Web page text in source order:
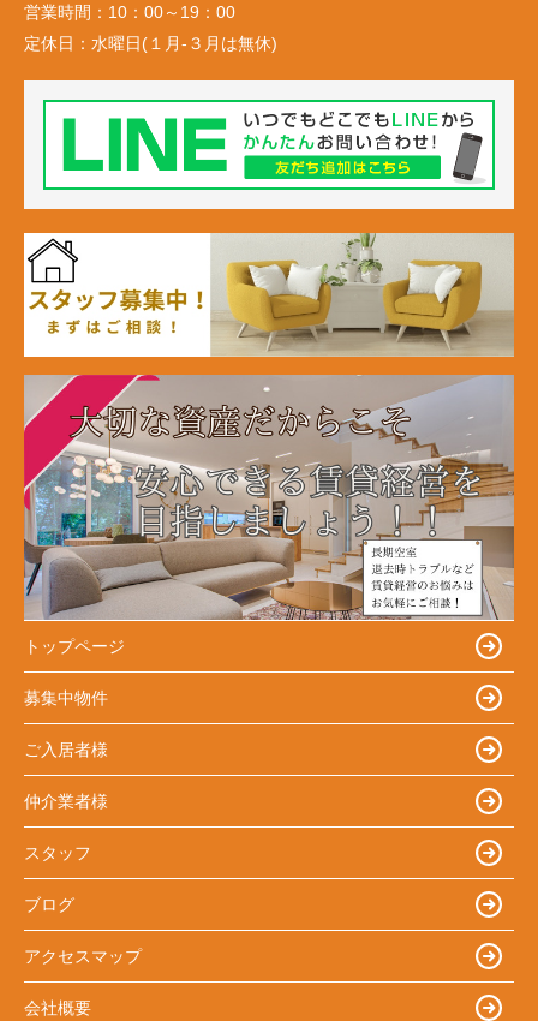
営業時間： 10：00～19：00
定休日： 水曜日(１月-３月は無休)
トップページ
募集中物件
ご入居者様
仲介業者様
スタッフ
ブログ
アクセスマップ
会社概要